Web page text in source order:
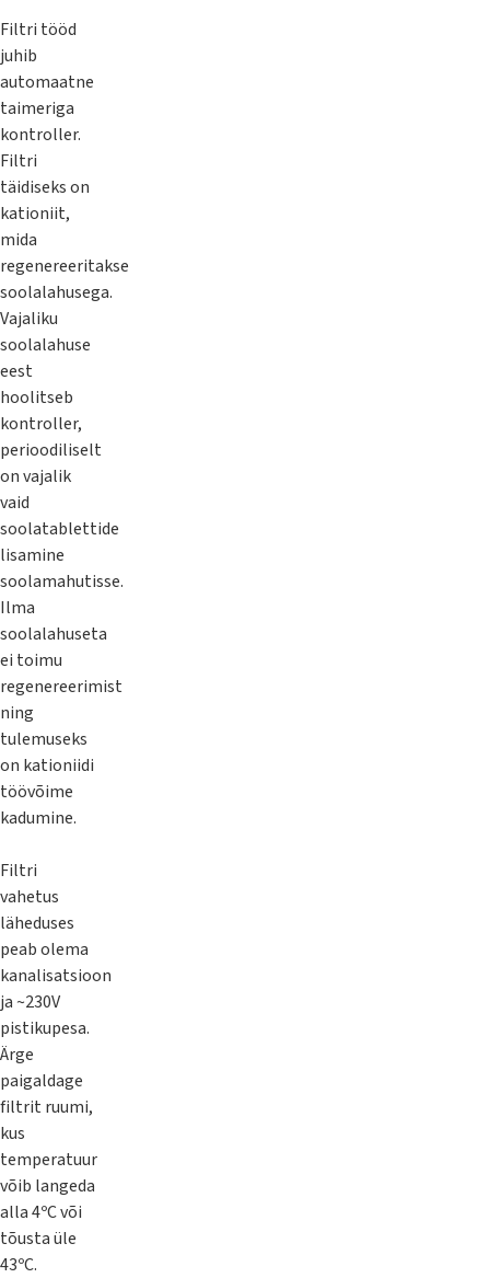
Filtri tööd
juhib
automaatne
taimeriga
kontroller.
Filtri
täidiseks on
kationiit,
mida
regenereeritakse
soolalahusega.
Vajaliku
soolalahuse
eest
hoolitseb
kontroller,
perioodiliselt
on vajalik
vaid
soolatablettide
lisamine
soolamahutisse.
Ilma
soolalahuseta
ei toimu
regenereerimist
ning
tulemuseks
on kationiidi
töövõime
kadumine.
Filtri
vahetus
läheduses
peab olema
kanalisatsioon
ja ~230V
pistikupesa.
Ärge
paigaldage
filtrit ruumi,
kus
temperatuur
võib langeda
alla 4ºC või
tõusta üle
43ºC.